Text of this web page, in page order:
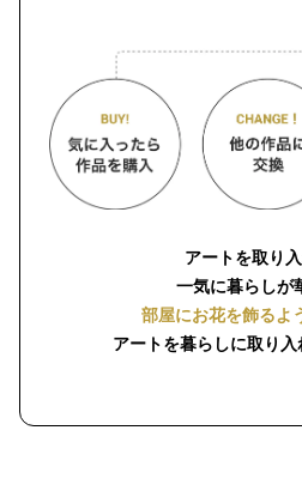
アートを取り
一気に暮らしが
部屋にお花を飾るよ
アートを暮らしに取り